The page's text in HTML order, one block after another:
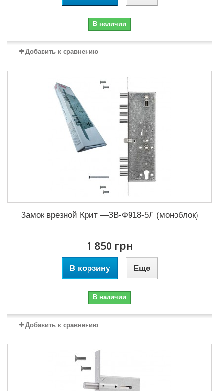
В наличии
Добавить к сравнению
Замок врезной Крит —ЗВ-Ф918-5Л (моноблок)
1 850 грн
В корзину Еще
В наличии
Добавить к сравнению